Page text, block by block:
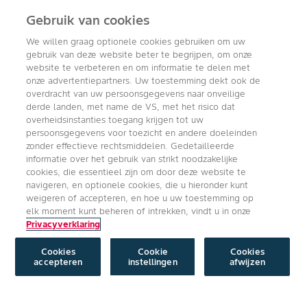
Knolselderij
Gebruik van cookies
We willen graag optionele cookies gebruiken om uw
gebruik van deze website beter te begrijpen, om onze
website te verbeteren en om informatie te delen met
onze advertentiepartners. Uw toestemming dekt ook de
overdracht van uw persoonsgegevens naar onveilige
derde landen, met name de VS, met het risico dat
overheidsinstanties toegang krijgen tot uw
persoonsgegevens voor toezicht en andere doeleinden
zonder effectieve rechtsmiddelen. Gedetailleerde
informatie over het gebruik van strikt noodzakelijke
cookies, die essentieel zijn om door deze website te
navigeren, en optionele cookies, die u hieronder kunt
weigeren of accepteren, en hoe u uw toestemming op
elk moment kunt beheren of intrekken, vindt u in onze
Privacyverklaring
Cookie
instellingen
Cookies
afwijzen
Cookies
accepteren